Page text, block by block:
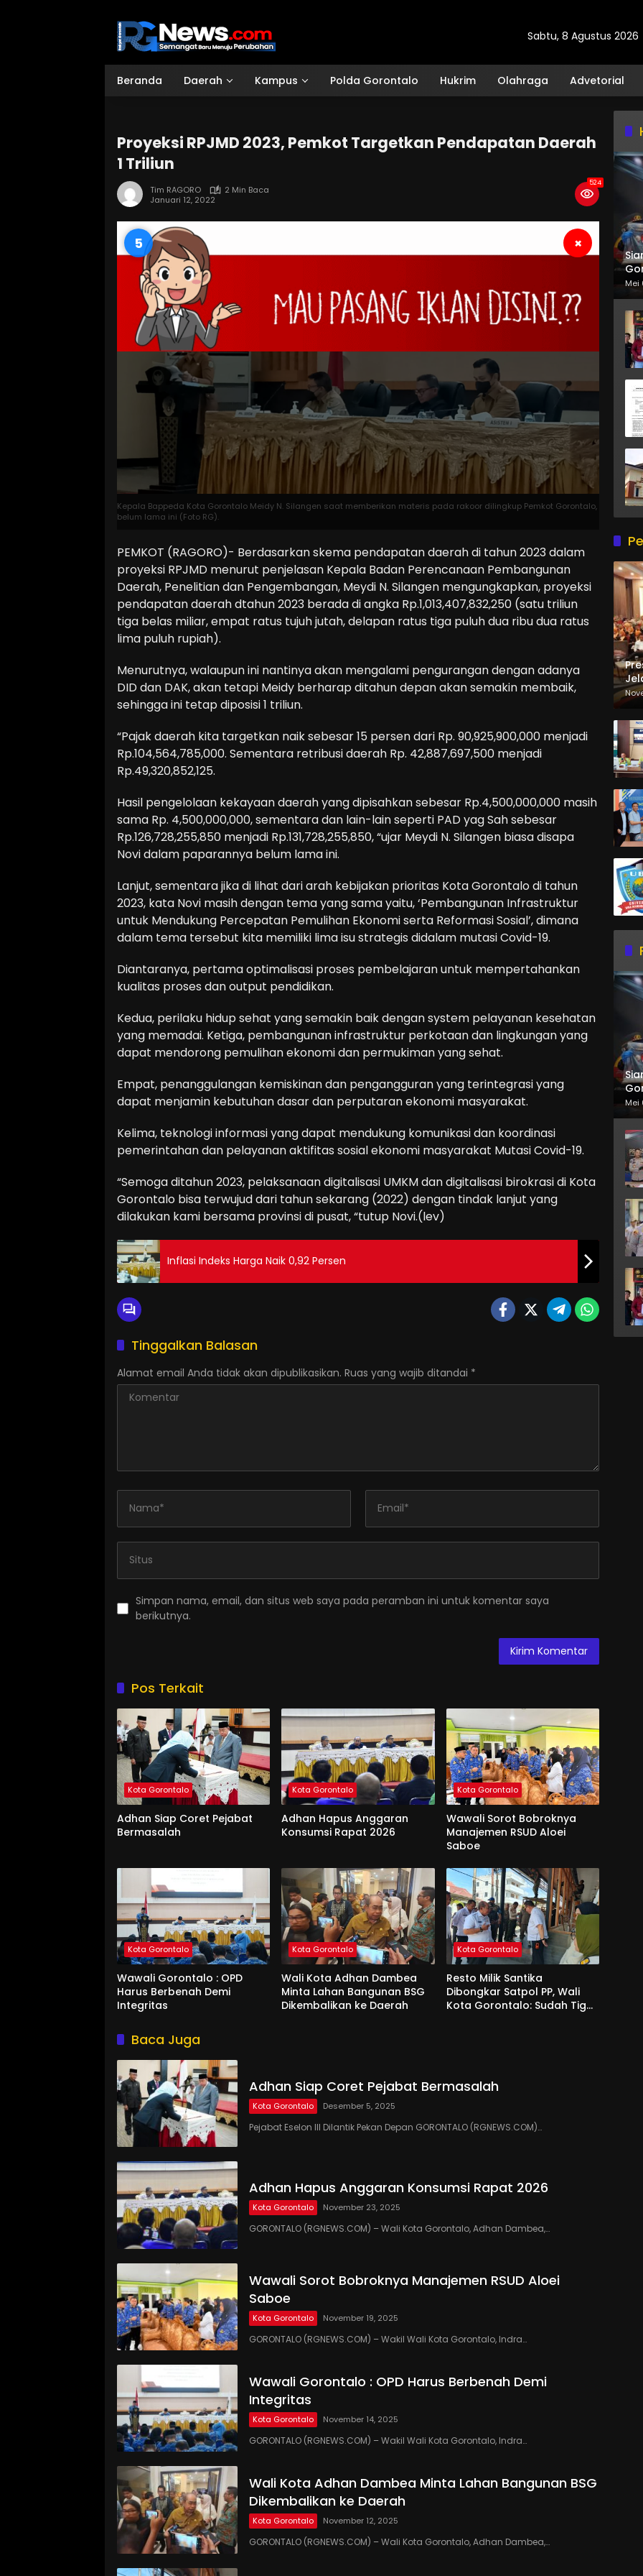
Sabtu, 8 Agustus 2026
Beranda Daerah Kampus Polda Gorontalo Hukrim Olahraga Advetorial
Proyeksi RPJMD 2023, Pemkot Targetkan Pendapatan Daerah
1 Triliun
Tim RAGORO
2 Min Baca
Januari 12, 2022
524
4 ×
Kepala Bappeda Kota Gorontalo Meidy N. Silangen saat memberikan materis pada rakoor dilingkup Pemkot Gorontalo,
belum lama ini (Foto RG).
PEMKOT (RAGORO)- Berdasarkan skema pendapatan daerah di tahun 2023 dalam
proyeksi RPJMD menurut penjelasan Kepala Badan Perencanaan Pembangunan
Daerah, Penelitian dan Pengembangan, Meydi N. Silangen mengungkapkan, proyeksi
pendapatan daerah dtahun 2023 berada di angka Rp.1,013,407,832,250 (satu triliun
tiga belas miliar, empat ratus tujuh jutah, delapan ratus tiga puluh dua ribu dua ratus
lima puluh rupiah).
Menurutnya, walaupun ini nantinya akan mengalami pengurangan dengan adanya
DID dan DAK, akan tetapi Meidy berharap ditahun depan akan semakin membaik,
sehingga ini tetap diposisi 1 triliun.
“Pajak daerah kita targetkan naik sebesar 15 persen dari Rp. 90,925,900,000 menjadi
Rp.104,564,785,000. Sementara retribusi daerah Rp. 42,887,697,500 menjadi
Rp.49,320,852,125.
Hasil pengelolaan kekayaan daerah yang dipisahkan sebesar Rp.4,500,000,000 masih
sama Rp. 4,500,000,000, sementara dan lain-lain seperti PAD yag Sah sebesar
Rp.126,728,255,850 menjadi Rp.131,728,255,850, “ujar Meydi N. Silangen biasa disapa
Novi dalam paparannya belum lama ini.
Lanjut, sementara jika di lihat dari arah kebijakan prioritas Kota Gorontalo di tahun
2023, kata Novi masih dengan tema yang sama yaitu, ‘Pembangunan Infrastruktur
untuk Mendukung Percepatan Pemulihan Ekonomi serta Reformasi Sosial’, dimana
dalam tema tersebut kita memiliki lima isu strategis didalam mutasi Covid-19.
Diantaranya, pertama optimalisasi proses pembelajaran untuk mempertahankan
kualitas proses dan output pendidikan.
Kedua, perilaku hidup sehat yang semakin baik dengan system pelayanan kesehatan
yang memadai. Ketiga, pembangunan infrastruktur perkotaan dan lingkungan yang
dapat mendorong pemulihan ekonomi dan permukiman yang sehat.
Empat, penanggulangan kemiskinan dan pengangguran yang terintegrasi yang
dapat menjamin kebutuhan dasar dan perputaran ekonomi masyarakat.
Kelima, teknologi informasi yang dapat mendukung komunikasi dan koordinasi
pemerintahan dan pelayanan aktifitas sosial ekonomi masyarakat Mutasi Covid-19.
“Semoga ditahun 2023, pelaksanaan digitalisasi UMKM dan digitalisasi birokrasi di Kota
Gorontalo bisa terwujud dari tahun sekarang (2022) dengan tindak lanjut yang
dilakukan kami bersama provinsi di pusat, “tutup Novi.(lev)
Inflasi Indeks Harga Naik 0,92 Persen
Tinggalkan Balasan
Alamat email Anda tidak akan dipublikasikan. Ruas yang wajib ditandai *
Simpan nama, email, dan situs web saya pada peramban ini untuk komentar saya
berikutnya.
Pos Terkait
Kota Gorontalo
Adhan Siap Coret Pejabat
Bermasalah
Kota Gorontalo
Adhan Hapus Anggaran
Konsumsi Rapat 2026
Kota Gorontalo
Wawali Sorot Bobroknya
Manajemen RSUD Aloei
Saboe
Kota Gorontalo
Wawali Gorontalo : OPD
Harus Berbenah Demi
Integritas
Kota Gorontalo
Wali Kota Adhan Dambea
Minta Lahan Bangunan BSG
Dikembalikan ke Daerah
Kota Gorontalo
Resto Milik Santika
Dibongkar Satpol PP, Wali
Kota Gorontalo: Sudah Tiga
Baca Juga
Adhan Siap Coret Pejabat Bermasalah
Kota Gorontalo Desember 5, 2025
Pejabat Eselon III Dilantik Pekan Depan GORONTALO (RGNEWS.COM)…
Adhan Hapus Anggaran Konsumsi Rapat 2026
Kota Gorontalo November 23, 2025
GORONTALO (RGNEWS.COM) – Wali Kota Gorontalo, Adhan Dambea,…
Wawali Sorot Bobroknya Manajemen RSUD Aloei
Saboe
Kota Gorontalo November 19, 2025
GORONTALO (RGNEWS.COM) – Wakil Wali Kota Gorontalo, Indra…
Wawali Gorontalo : OPD Harus Berbenah Demi
Integritas
Kota Gorontalo November 14, 2025
GORONTALO (RGNEWS.COM) – Wakil Wali Kota Gorontalo, Indra…
Wali Kota Adhan Dambea Minta Lahan Bangunan BSG
Dikembalikan ke Daerah
Kota Gorontalo November 12, 2025
GORONTALO (RGNEWS.COM) – Wali Kota Gorontalo, Adhan Dambea,…
Mei
Mei